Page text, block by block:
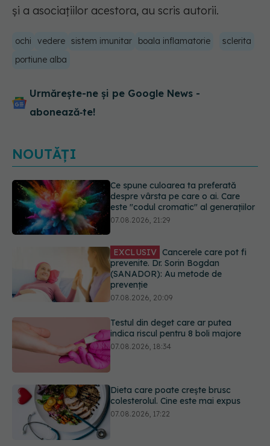
și a asociațiilor acestora, au scris autorii.
ochi vedere sistem imunitar boala inflamatorie
sclerita
portiune alba
Urmărește-ne și pe Google News -
abonează‑te!
NOUTĂȚI
EXCLUSIV Cancerele care pot fi
prevenite. Dr. Sorin Bogdan
(SANADOR): Au metode de
Testul din deget care ar putea
indica riscul pentru 8 boli majore
07.08.2026, 18:34
Dieta care poate crește brusc
colesterolul. Cine este mai expus
PNRR: 174 de milioane de lei pentru
sănătate într-o singură săptămână.